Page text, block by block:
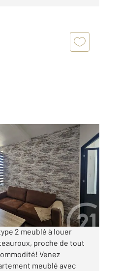
à louer
2 meublé à louer
proche de tout
Venez
meublé avec